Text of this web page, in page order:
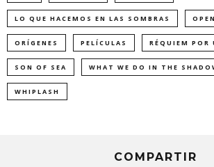
LO QUE HACEMOS EN LAS SOMBRAS
ORÍGENES PELÍCULAS RÉQUIEM POR
SON OF SEA WHAT WE DO IN THE
WHIPLASH
COMPARTIR